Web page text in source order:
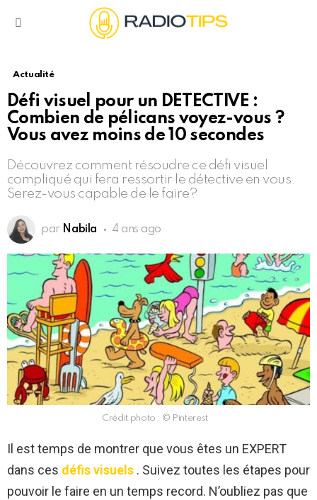
Actualité
Défi visuel pour un DETECTIVE :
Combien de pélicans voyez-vous ?
Vous avez moins de 10 secondes
Découvrez comment résoudre ce défi visuel
compliqué qui fera ressortir le détective en vous.
Serez-vous capable de le faire?
par Nabila 4 ans ago
Crédit photo : © Pinterest
Il est temps de montrer que vous êtes un EXPERT
dans ces défis visuels . Suivez toutes les étapes pour
pouvoir le faire en un temps record. N’oubliez pas que